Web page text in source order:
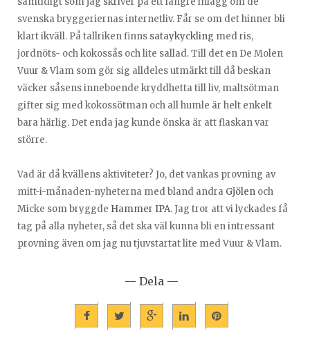
svenska bryggeriernas internetliv. Får se om det hinner bli
klart ikväll. På tallriken finns sataykyckling med ris,
jordnöts- och kokossås och lite sallad. Till det en De Molen
Vuur & Vlam som gör sig alldeles utmärkt till då beskan
väcker såsens inneboende kryddhetta till liv, maltsötman
gifter sig med kokossötman och all humle är helt enkelt
bara härlig. Det enda jag kunde önska är att flaskan var
större.
Vad är då kvällens aktiviteter? Jo, det vankas provning av
mitt-i-månaden-nyheterna med bland andra Gjölen och
Micke som bryggde Hammer IPA. Jag tror att vi lyckades få
tag på alla nyheter, så det ska väl kunna bli en intressant
provning även om jag nu tjuvstartat lite med Vuur & Vlam.
— Dela —